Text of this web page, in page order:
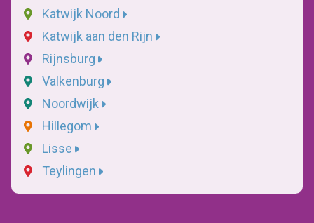
Katwijk Noord
Katwijk aan den Rijn
Rijnsburg
Valkenburg
Noordwijk
Hillegom
Lisse
Teylingen